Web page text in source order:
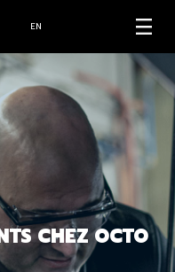
EN
CHEZ OCTO